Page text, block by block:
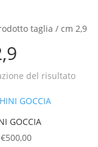
taglia / cm 2,9
del risultato
GOCCIA
€500,00Fascia